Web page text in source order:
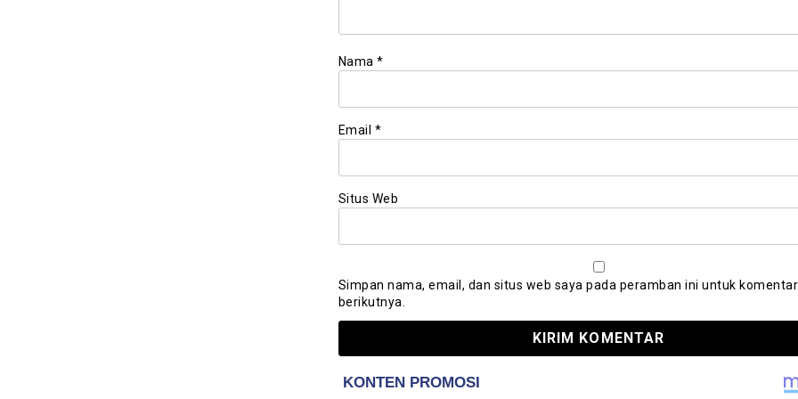
Nama *
Email *
Situs Web
Simpan nama, email, dan situs web saya pada peramban ini untuk
berikutnya.